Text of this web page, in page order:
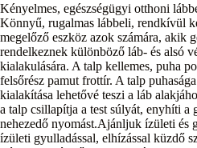
Kényelmes, egészségügyi otthoni
Könnyű, rugalmas lábbeli, rendkívül
megelőző eszköz azok számára, akik
rendelkeznek különböző láb- és alsó
kialakulására. A talp kellemes, puha
felsőrész pamut frottír. A talp
kialakítása lehetővé teszi a láb
a talp csillapítja a test súlyát, enyhíti a
nehezedő nyomást.Ajánljuk ízületi és
ízületi gyulladással, elhízással küzdő